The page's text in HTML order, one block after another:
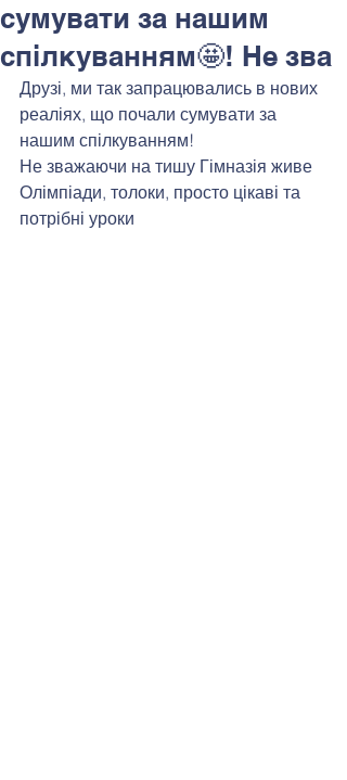
сумувати за нашим
спілкуванням🤩! Не зва
Друзі, ми так запрацювались в нових
реаліях, що почали сумувати за
нашим спілкуванням!
Не зважаючи на тишу Гімназія живе
Олімпіади, толоки, просто цікаві та
потрібні уроки